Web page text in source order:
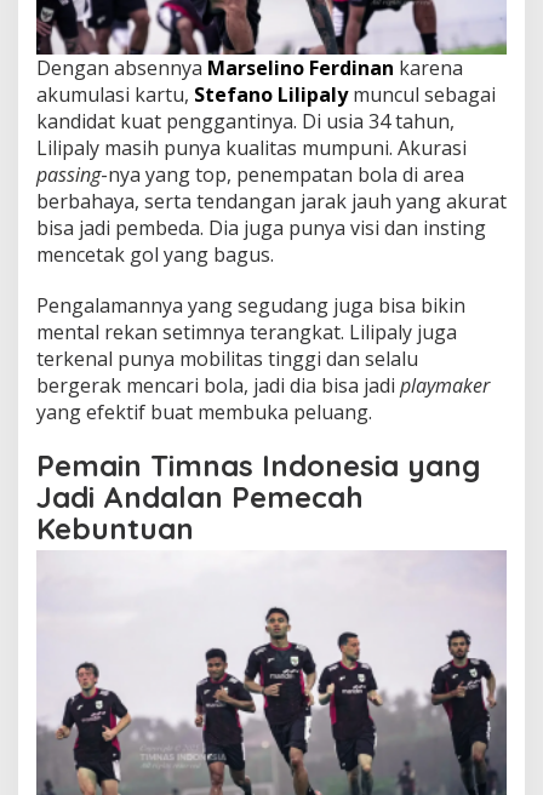
Dengan absennya Marselino Ferdinan karena
akumulasi kartu, Stefano Lilipalymuncul sebagai
kandidat kuat penggantinya. Di usia 34 tahun,
Lilipaly masih punya kualitas mumpuni. Akurasi
passing-nya yang top, penempatan bola di area
berbahaya, serta tendangan jarak jauh yang akurat
bisa jadi pembeda. Dia juga punya visi dan insting
mencetak gol yang bagus.
Pengalamannya yang segudang juga bisa bikin
mental rekan setimnya terangkat. Lilipaly juga
terkenal punya mobilitas tinggi dan selalu
bergerak mencari bola, jadi dia bisa jadi playmaker
yang efektif buat membuka peluang.
Pemain Timnas Indonesia yang
Jadi Andalan Pemecah
Kebuntuan